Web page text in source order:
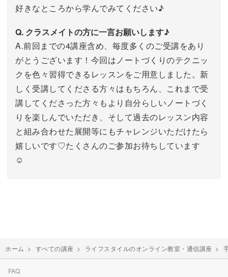
好きなところから学んでみてください♪
Q. クラスメイトの方に一言お願いします♪
A.前回までの4講座含め、毎度多くのご受講をあり
がとうございます！今回はノートづくりのテクニッ
クを色々習得できるレッスンをご用意しました。新
しく受講してくださる方々はもちろん、これまで受
講してくださった方々もより自分らしいノートづく
りを楽しんでいただき、そして過去のレッスン内容
と組み合わせた展開等にもチャレンジいただけたら
嬉しいです♡たくさんのご参加お待ちしています
☺
ホーム > すべての講座 > ライフスタイルのオンライン教室・通信講座 >
FAQ